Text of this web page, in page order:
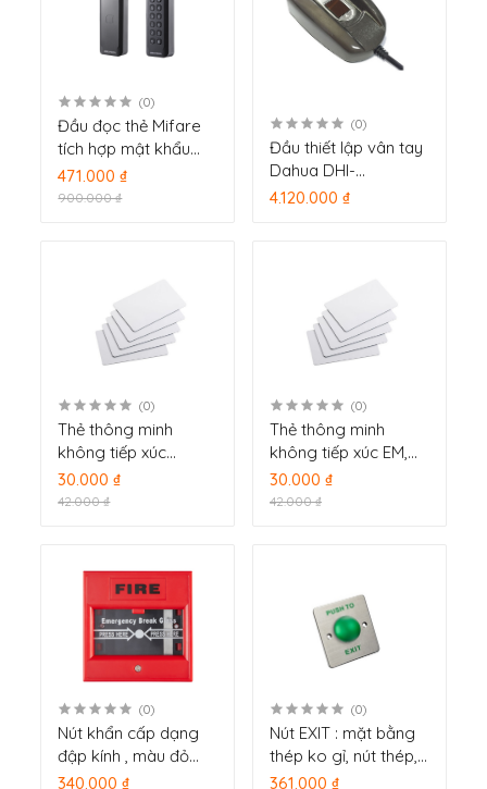
(0)
Đầu đọc thẻ Mifare
tích hợp mật khẩu
DS-K1802MK
471.000 ₫
900.000 ₫
(0)
Đầu thiết lập vân tay
Dahua DHI-
ASM102(V2) Giao
4.120.000 ₫
(0)
Thẻ thông minh
không tiếp xúc
Mifare 1. Tần số
30.000 ₫
42.000 ₫
(0)
Thẻ thông minh
không tiếp xúc EM,
tần số: 125KHz DS-
KEM125
30.000 ₫
42.000 ₫
(0)
Nút khẩn cấp dạng
đập kính , màu đỏ
DS-K7PEB
340.000 ₫
(0)
Nút EXIT : mặt bằng
thép ko gỉ, nút thép,
vỏ nút bằng thép
361.000 ₫